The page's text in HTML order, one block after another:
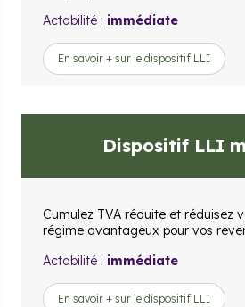
Actabilité : immédiate
En savoir + sur le dispositif LLI
Dispositif LLI
Cumulez TVA réduite et réduisez
régime avantageux pour vos
Actabilité : immédiate
En savoir + sur le dispositif LLI